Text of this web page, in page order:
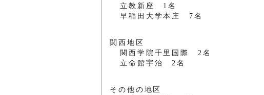
立教新座 1名
早稲田大学本庄 7名
関西地区
関西学院千里国際 2名
立命館宇治 2名
その他の地区